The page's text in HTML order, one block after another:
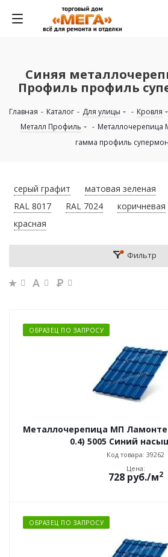
Синяя
Профиль профиль
Главная - Каталог - Для улицы - Кровля
Металл Профиль
- Металлочерепица
гамма профиль
серый графит матовая зеленая
RAL 8017
RAL 7024 коричневая
красная
Фильтр
ОБРАЗЕЦ ПО ЗАПРОСУ
Металлочерепица МП
0.4) 5005 Синий
Код товара: 39262
Цена:
728руб./м2
ОБРАЗЕЦ ПО ЗАПРОСУ